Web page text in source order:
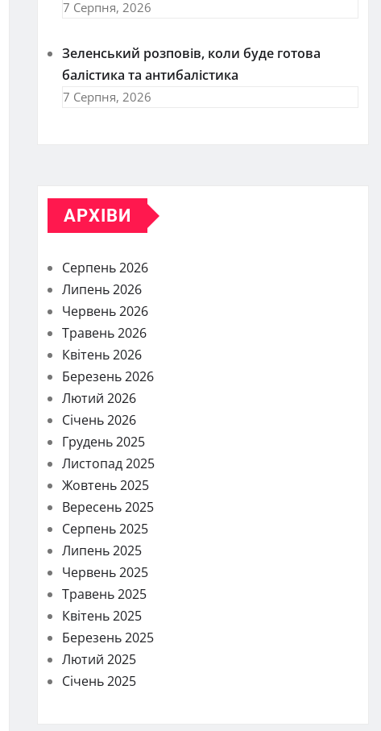
7 Серпня, 2026
Зеленський розповів, коли буде готова
балістика та антибалістика
7 Серпня, 2026
АРХІВИ
Серпень 2026
Липень 2026
Червень 2026
Травень 2026
Квітень 2026
Березень 2026
Лютий 2026
Січень 2026
Грудень 2025
Листопад 2025
Жовтень 2025
Вересень 2025
Серпень 2025
Липень 2025
Червень 2025
Травень 2025
Квітень 2025
Березень 2025
Лютий 2025
Січень 2025